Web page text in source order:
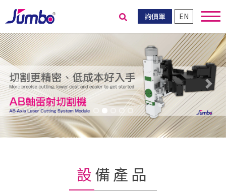
詢價單 EN
送出搜尋
Previous
Next
設備產品